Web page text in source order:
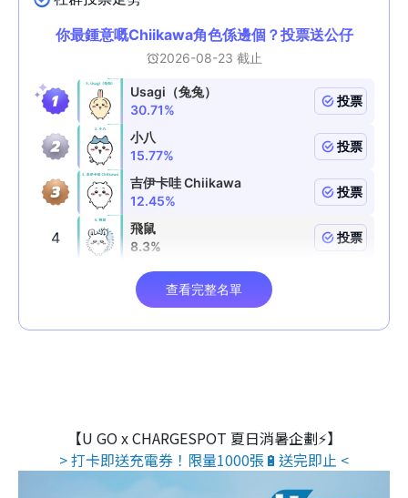
【U GO x CHARGESPOT 夏日消暑企劃⚡】
> 打卡即送充電券！限量1000張🔋送完即止 <